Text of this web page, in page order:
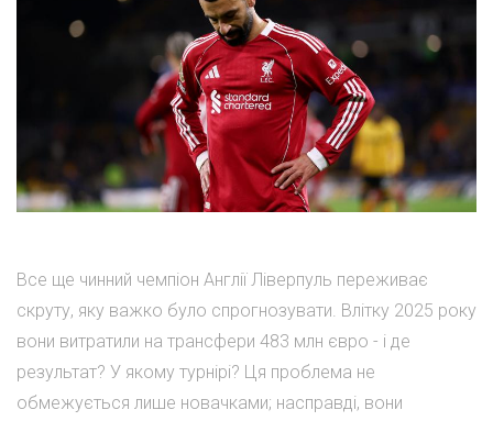
Все ще чинний чемпіон Англії Ліверпуль переживає
скруту, яку важко було спрогнозувати. Влітку 2025 року
вони витратили на трансфери 483 млн євро - і де
результат? У якому турнірі? Ця проблема не
обмежується лише новачками; насправді, вони